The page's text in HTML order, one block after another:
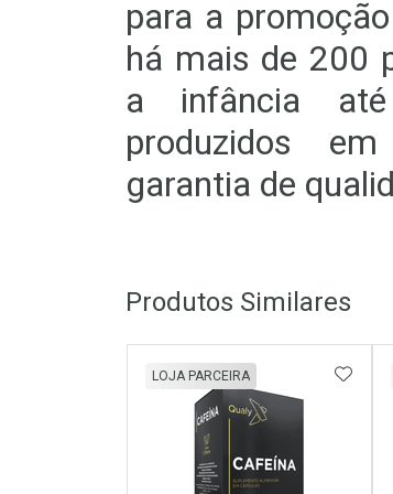
para a
há mais de 200
a infância
produzidos
garantia de
Produtos Similares
LOJA PARCEIRA